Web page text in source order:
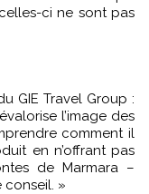
ci ne sont pas
GIE Travel Group :
l’image des
comment il
en n’offrant pas
de Marmara –
»